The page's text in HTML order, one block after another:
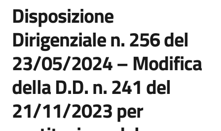
Disposizione
Dirigenziale n. 256 del
23/05/2024 – Modifica
della D.D. n. 241 del
21/11/2023 per